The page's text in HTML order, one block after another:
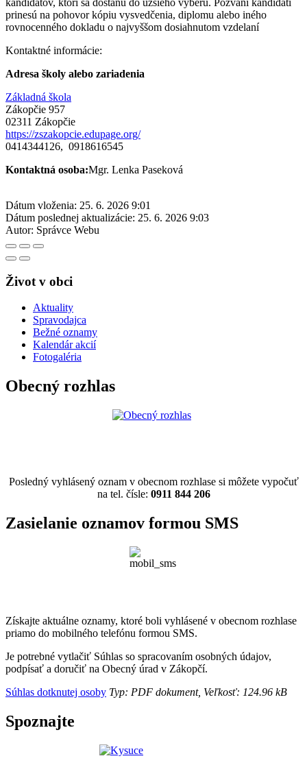
prinesú na pohovor kópiu vysvedčenia, diplomu alebo iného
rovnocenného dokladu o najvyššom dosiahnutom vzdelaní
Kontaktné informácie:
Adresa školy alebo zariadenia
Základná škola
Zákopčie 957
02311 Zákopčie
https://zszakopcie.edupage.org/
0414344126, 0918616545
Kontaktná osoba:Mgr. Lenka Paseková
Dátum vloženia: 25. 6. 2026 9:01
Dátum poslednej aktualizácie: 25. 6. 2026 9:03
Autor: Správce Webu
Život v obci
Aktuality
Spravodajca
Bežné oznamy
Kalendár akcií
Fotogaléria
Obecný rozhlas
Posledný vyhlásený oznam v obecnom rozhlase si môžete vypočuť
na tel. čísle: 0911 844 206
Zasielanie oznamov formou SMS
Získajte aktuálne oznamy, ktoré boli vyhlásené v obecnom rozhlase
priamo do mobilného telefónu formou SMS.
Je potrebné vytlačiť Súhlas so spracovaním osobných údajov,
podpísať a doručiť na Obecný úrad v Zákopčí.
Súhlas dotknutej osoby Typ: PDF dokument, Veľkosť: 124.96 kB
Spoznajte